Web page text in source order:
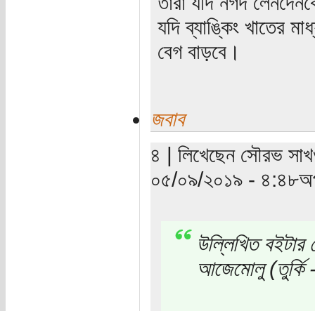
যদি ব্যাঙ্কিং খাতের
বেগ বাড়বে।
জবাব
৪ | লিখেছেন সৌরভ
০৫/০৯/২০১৯ -
উল্লিখিত বইটার
আজেমোলু